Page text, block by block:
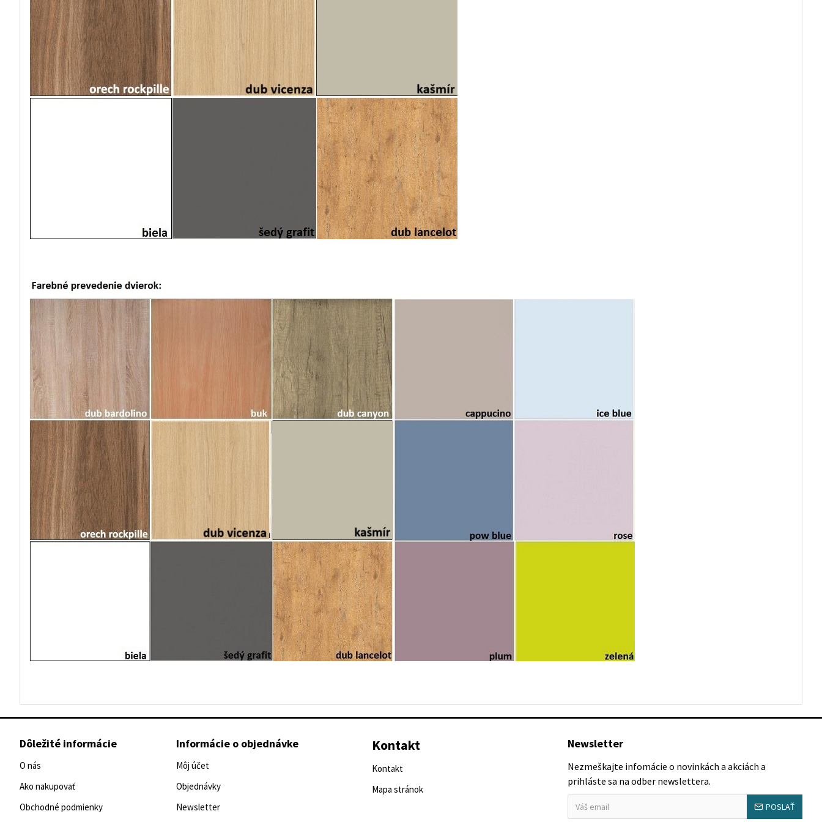
Dôležité informácie
O nás
Ako nakupovať
Obchodné podmienky
Informácie o objednávke
Môj účet
Objednávky
Newsletter
Kontakt
Kontakt
Mapa stránok
Newsletter
Nezmeškajte infomácie o novinkách a akciách a
prihláste sa na odber newslettera.
POSLAŤ